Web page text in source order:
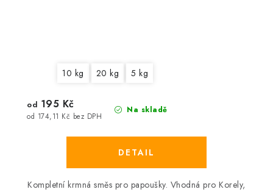
10 kg 20 kg 5 kg
Na skladě
od 174,11 Kč bez DPH
od 195 Kč
Kompletní krmná směs pro papoušky. Vhodná pro Korely,